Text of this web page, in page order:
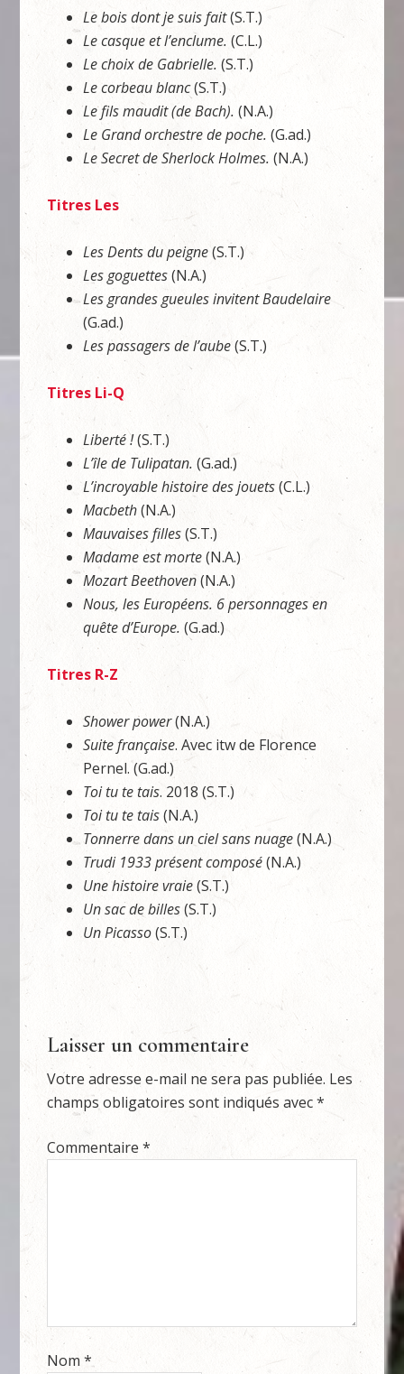
Le bois dont je suis fait(S.T.)
Le casque et l’enclume. (C.L.)
Le choix de Gabrielle. (S.T.)
Le corbeau blanc(S.T.)
Le fils maudit (de Bach). (N.A.)
Le Grand orchestre de poche. (G.ad.)
Le Secret de Sherlock Holmes. (N.A.)
Titres Les
Les Dents du peigne(S.T.)
Les goguettes(N.A.)
Les grandes gueules invitent Baudelaire
(G.ad.)
Les passagers de l’aube(S.T.)
Titres Li-Q
Liberté !(S.T.)
L’île de Tulipatan. (G.ad.)
L’incroyable histoire des jouets(C.L.)
Macbeth(N.A.)
Mauvaises filles(S.T.)
Madame est morte(N.A.)
Mozart Beethoven(N.A.)
Nous, les Européens. 6 personnages en
quête d’Europe. (G.ad.)
Titres R-Z
Shower power(N.A.)
Suite française. Avec itw de Florence
Pernel. (G.ad.)
Toi tu te tais. 2018 (S.T.)
Toi tu te tais(N.A.)
Tonnerre dans un ciel sans nuage(N.A.)
Trudi 1933 présent composé(N.A.)
Une histoire vraie(S.T.)
Un sac de billes(S.T.)
Un Picasso(S.T.)
Laisser un commentaire
Votre adresse e-mail ne sera pas publiée. Les
champs obligatoires sont indiqués avec*
Commentaire*
Nom*